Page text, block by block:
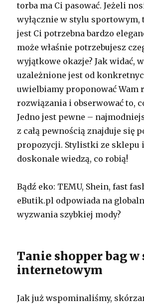
torba ma Ci pasować. Jeżeli
wyłącznie w stylu sportowym,
jest Ci potrzebna bardzo
może właśnie potrzebujesz
wyjątkowe okazje? Jak widać,
uzależnione jest od
uwielbiamy proponować Wam
rozwiązania i obserwować to,
Jedno jest pewne –
z całą pewnością znajduje się
propozycji. Stylistki ze sklepu
doskonale wiedzą, co robią!
Bądź eko: TEMU, Shein, fast
eButik.pl odpowiada na
wyzwania szybkiej mody?
Tanie shopper bag w
internetowym
Jak już wspominaliśmy,